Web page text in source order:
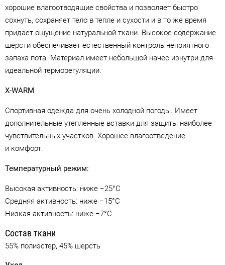
хорошие влагоотводящие свойства и позволяет быстро
сохнуть, сохраняет тело в тепле и сухости и в то же время
придает ощущение натуральной ткани. Высокое содержание
шерсти обеспечивает естественный контроль неприятного
запаха пота. Материал имеет небольшой начес изнутри для
идеальной терморегуляции.
X-WARM
Спортивная одежда для очень холодной погоды. Имеет
дополнительные утепленные вставки для защиты наиболее
чувствительных участков. Хорошее влагоотведение
и комфорт.
Температурный режим:
Высокая активность: ниже −25°C
Средняя активность: ниже −15°C
Низкая активность: ниже −7°C
Состав ткани
55% полиэстер, 45% шерсть